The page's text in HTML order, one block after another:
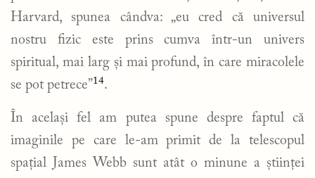
Harvard, spunea cândva: „eu cred că universul
nostru fizic este prins cumva într-un univers
spiritual, mai larg și mai profund, în care miracolele
se pot petrece”14.
În același fel am putea spune despre faptul că
imaginile pe care le-am primit de la telescopul
spațial James Webb sunt atât o minune a științei